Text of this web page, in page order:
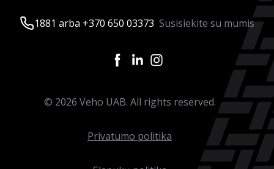
1881 arba +370 650 03373 Susisiekite su mumis
© 2026 Veho UAB. All rights reserved.
Privatumo politika